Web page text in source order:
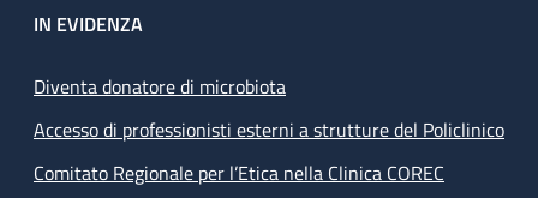
IN EVIDENZA
Diventa donatore di microbiota
Accesso di professionisti esterni a strutture del Policlinico
Comitato Regionale per l’Etica nella Clinica COREC